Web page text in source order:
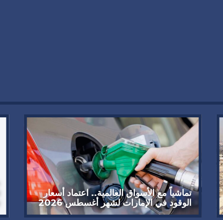
تماشياً مع الأسواق العالمية.. اعتماد أسعار
الوقود في الإمارات لشهر أغسطس 2026